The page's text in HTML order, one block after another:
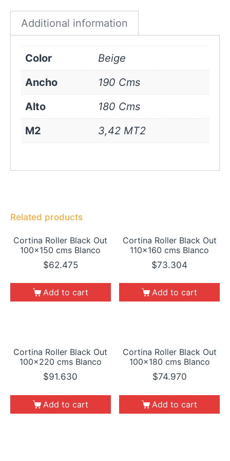
Additional information
Color
Beige
Ancho
190 Cms
Alto
180 Cms
M2
3,42 MT2
Related products
Cortina Roller Black Out
100×150 cms Blanco
$62.475
Add to cart
Cortina Roller Black Out
110×160 cms Blanco
$73.304
Add to cart
Cortina Roller Black Out
100×220 cms Blanco
$91.630
Add to cart
Cortina Roller Black Out
100×180 cms Blanco
$74.970
Add to cart